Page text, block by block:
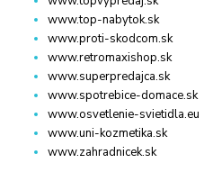
www.top-nabytok.sk
www.proti-skodcom.sk
www.retromaxishop.sk
www.superpredajca.sk
www.spotrebice-domace.sk
www.osvetlenie-svietidla.eu
www.uni-kozmetika.sk
www.zahradnicek.sk